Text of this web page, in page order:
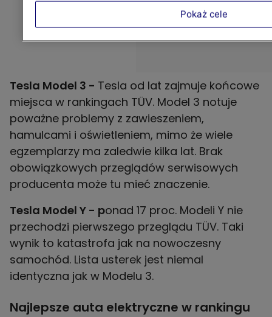
Tesla Model 3 - Tesla od lat zajmuje końcowe
miejsca w rankingach TÜV. Model 3 notuje
poważne problemy z zawieszeniem,
hamulcami i oświetleniem, mimo że wiele
egzemplarzy ma zaledwie kilka lat. Brak
obowiązkowych przeglądów serwisowych
producenta może tu mieć znaczenie.
Tesla Model Y - ponad 17 proc. Modeli Y nie
przechodzi pierwszego przeglądu TÜV. Taki
wynik to katastrofa jak na nowoczesny
samochód. Lista usterek jest niemal
identyczna jak w Modelu 3.
Najlepsze auta elektryczne w rankingu
Pokaż cele